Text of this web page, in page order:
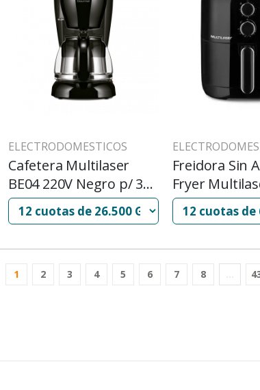
ELECTRODOMESTICOS
Cafetera Multilaser
BE04 220V Negro p/ 30
Tazas
Freidora Sin
Fryer
4.2l 1500w
1 2 3 4 5 6 7 8